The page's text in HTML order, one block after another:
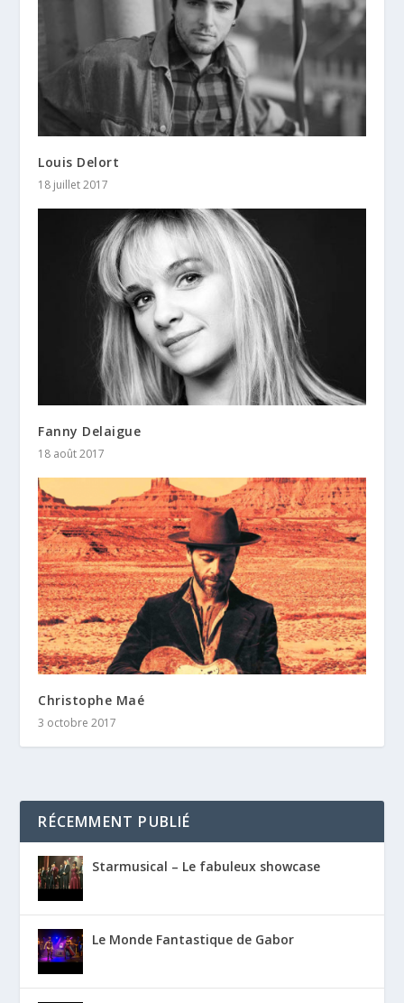
Louis Delort
18 juillet 2017
Fanny Delaigue
18 août 2017
Christophe Maé
3 octobre 2017
RÉCEMMENT PUBLIÉ
Starmusical – Le fabuleux showcase
Le Monde Fantastique de Gabor